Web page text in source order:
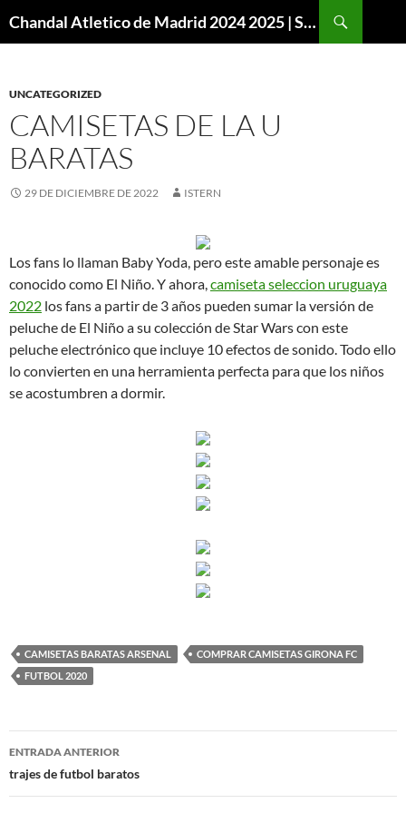
Chandal Atletico de Madrid 2024 2025 | SuperVigo
UNCATEGORIZED
CAMISETAS DE LA U
BARATAS
29 DE DICIEMBRE DE 2022 ISTERN
Los fans lo llaman Baby Yoda, pero este amable personaje es
conocido como El Niño. Y ahora,camiseta seleccion uruguaya
2022 los fans a partir de 3 años pueden sumar la versión de
peluche de El Niño a su colección de Star Wars con este
peluche electrónico que incluye 10 efectos de sonido. Todo ello
lo convierten en una herramienta perfecta para que los niños
se acostumbren a dormir.
CAMISETAS BARATAS ARSENAL
COMPRAR CAMISETAS GIRONA FC
FUTBOL 2020
Navegación
de
ENTRADA ANTERIOR
trajes de futbol baratos